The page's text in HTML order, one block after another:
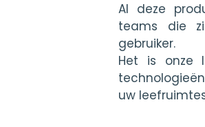
Al deze
teams die
gebruiker.
Het is onze
uw